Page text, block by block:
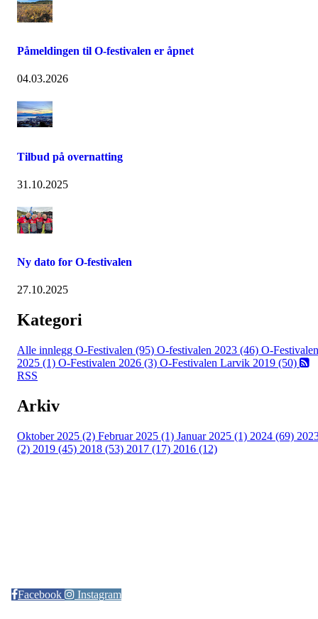
Påmeldingen til O-festivalen er åpnet
04.03.2026
Tilbud på overnatting
31.10.2025
Ny dato for O-festivalen
27.10.2025
Kategori
Alle innlegg O-Festivalen (95) O-festivalen 2023 (46) O-Festivalen
2025 (1) O-Festivalen 2026 (3) O-Festivalen Larvik 2019 (50)
RSS
Arkiv
Oktober 2025 (2) Februar 2025 (1) Januar 2025 (1) 2024 (69)
(2) 2019 (45) 2018 (53) 2017 (17) 2016 (12)
Facebook Instagram